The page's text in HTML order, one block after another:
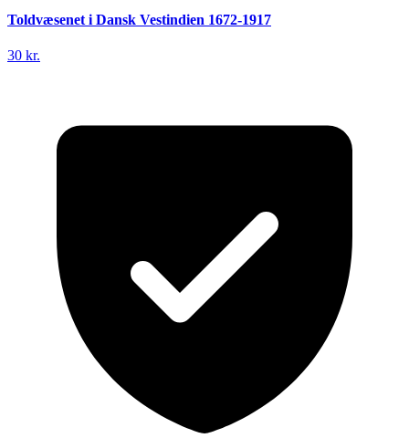
Toldvæsenet i Dansk Vestindien 1672-1917
30 kr.